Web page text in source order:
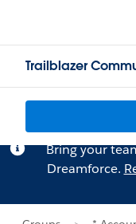
Trailblazer
Bring your
Dreamforce.